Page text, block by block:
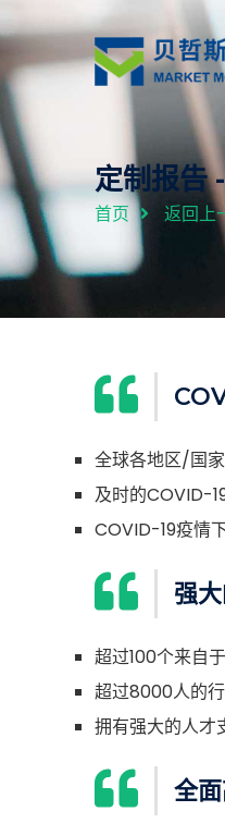
定制报告
首页 返回上
全球各地区/国
及时的COVID-
COVID-19疫情
强
超过100个来自
超过8000人的
拥有强大的人才
全